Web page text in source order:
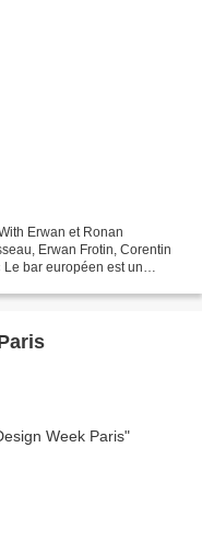
Erwan et Ronan
Erwan Frotin, Corentin
bar européen est un